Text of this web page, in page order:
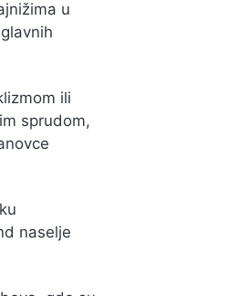
u
ili
sprudom,
naselje